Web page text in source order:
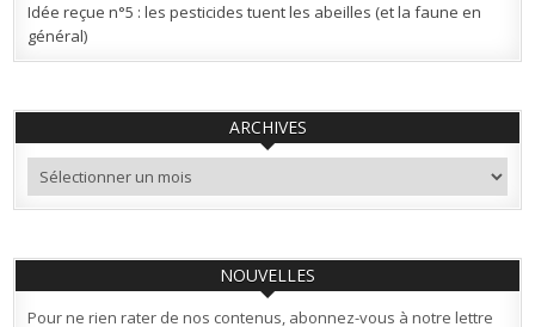
Idée reçue n°5 : les pesticides tuent les abeilles (et la faune en
général)
ARCHIVES
Archives
NOUVELLES
Pour ne rien rater de nos contenus, abonnez-vous à notre lettre